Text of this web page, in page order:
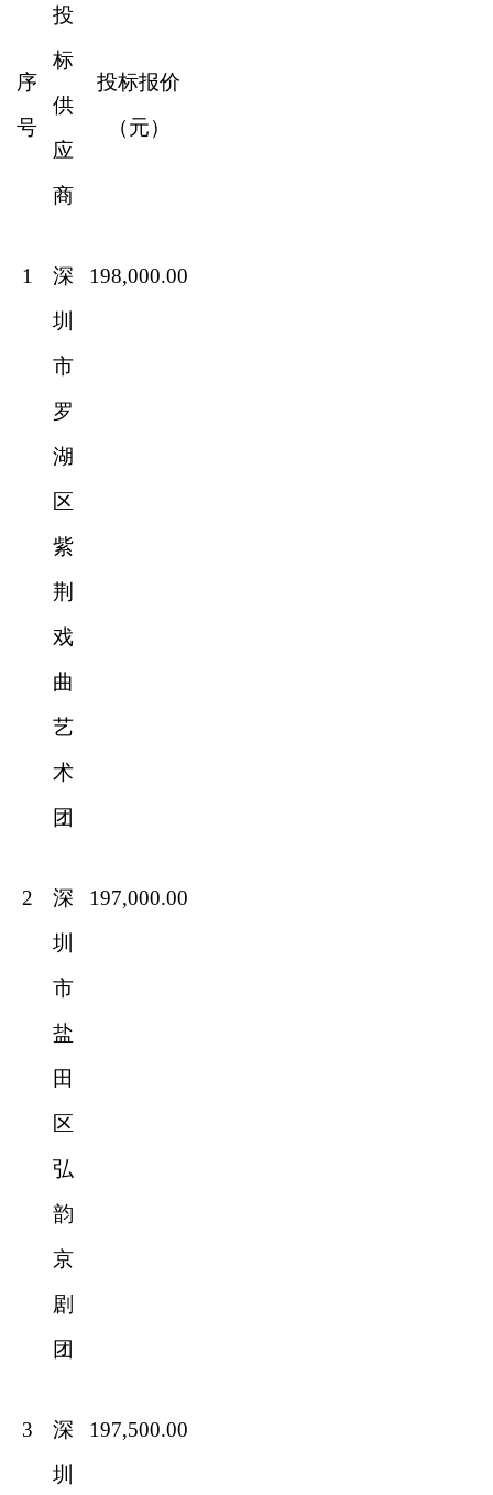
序
号
投
标
供
应
商
投标报价
（元）
1
深
圳
市
罗
湖
区
紫
荆
戏
曲
艺
术
团
198,000.00
2
深
圳
市
盐
田
区
弘
韵
京
剧
团
197,000.00
3
深
圳
197,500.00